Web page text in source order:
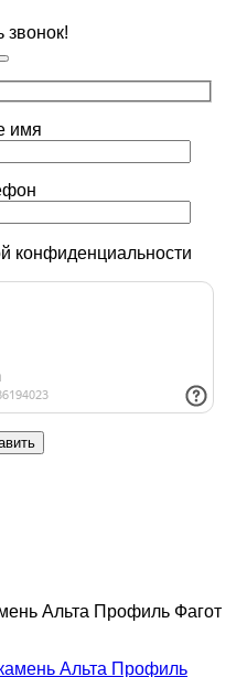
звонок!
имя
конфиденциальности
Альта Профиль Фагот